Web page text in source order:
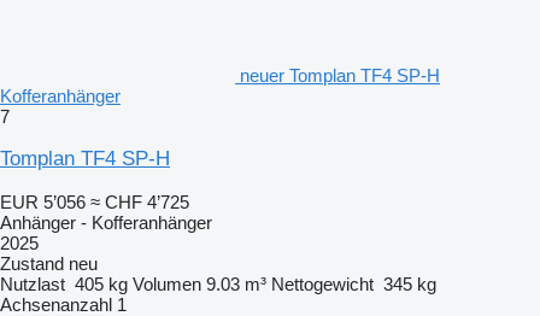
neuer Tomplan TF4 SP-H
Kofferanhänger
7
Tomplan TF4 SP-H
EUR 5’056 ≈ CHF 4’725
Anhänger - Kofferanhänger
2025
Zustand neu
Nutzlast 405 kg Volumen 9.03 m³ Nettogewicht 345 kg
Achsenanzahl 1